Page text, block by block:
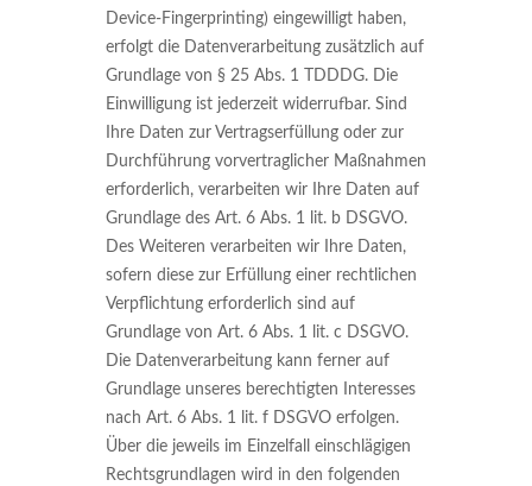
Device-Fingerprinting) eingewilligt haben,
erfolgt die Datenverarbeitung zusätzlich auf
Grundlage von § 25 Abs. 1 TDDDG. Die
Einwilligung ist jederzeit widerrufbar. Sind
Ihre Daten zur Vertragserfüllung oder zur
Durchführung vorvertraglicher Maßnahmen
erforderlich, verarbeiten wir Ihre Daten auf
Grundlage des Art. 6 Abs. 1 lit. b DSGVO.
Des Weiteren verarbeiten wir Ihre Daten,
sofern diese zur Erfüllung einer rechtlichen
Verpflichtung erforderlich sind auf
Grundlage von Art. 6 Abs. 1 lit. c DSGVO.
Die Datenverarbeitung kann ferner auf
Grundlage unseres berechtigten Interesses
nach Art. 6 Abs. 1 lit. f DSGVO erfolgen.
Über die jeweils im Einzelfall einschlägigen
Rechtsgrundlagen wird in den folgenden